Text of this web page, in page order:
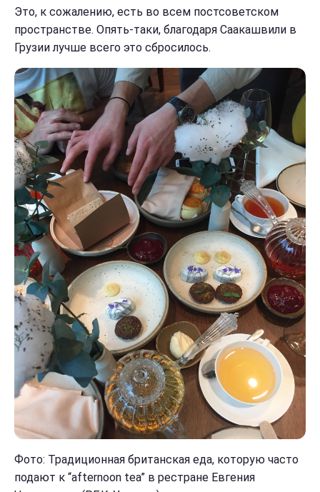
Это, к сожалению, есть во всем постсоветском
пространстве. Опять-таки, благодаря Саакашвили в
Грузии лучше всего это сбросилось.
Фото: Традиционная британская еда, которую часто
подают к “afternoon tea” в рестране Евгения